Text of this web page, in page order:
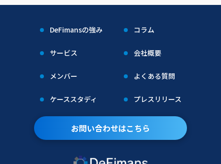
DeFimansの強み コラム
サービス 会社概要
メンバー よくある質問
ケーススタディ プレスリリース
お問い合わせはこちら